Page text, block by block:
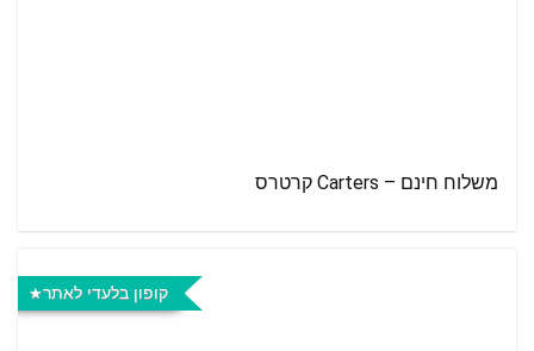
משלוח חינם – Carters קרטרס
קופון בלעדי לאתר